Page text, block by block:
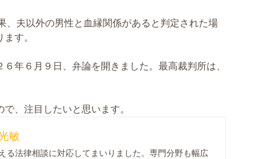
夫以外の男性と血縁関係があると判定された場
す。
年６月９日、弁論を開きました。最高裁判所は、
、注目したいと思います。
敏
法律相談に対応してまいりました。専門分野も幅広